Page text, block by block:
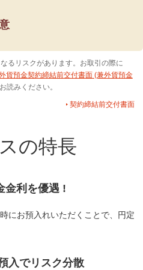
るリスクがあります。お取引の際に
貨預金契約締結前交付書面 (兼外貨預金
読みください。
契約締結前交付書面
の特長
金利を優遇 !
にお預入れいただくことで、円定
入でリスク分散